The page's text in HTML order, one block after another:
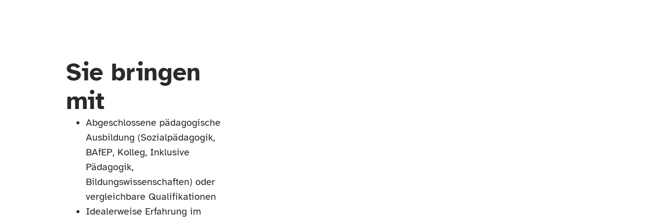
Sie bringen
mit
Abgeschlossene pädagogische
Ausbildung (Sozialpädagogik,
BAfEP, Kolleg, Inklusive
Pädagogik,
Bildungswissenschaften) oder
vergleichbare Qualifikationen
Idealerweise Erfahrung im